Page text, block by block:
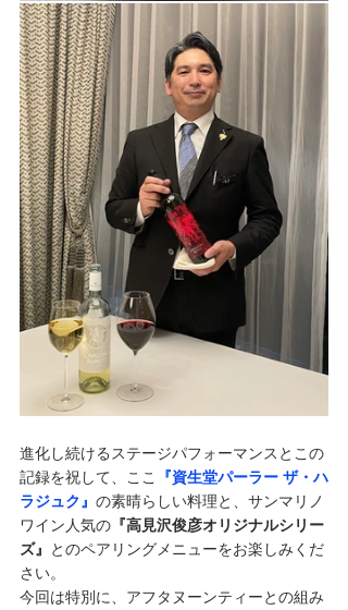
進化し続けるステージパフォーマンスとこの
記録を祝して、ここ
『資生堂パーラー ザ・ハ
ラジュク』 の素晴らしい料理と、サンマリノ
ワイン人気の 『高見沢俊彦オリジナルシリー
ズ』
とのペアリングメニューをお楽しみくだ
さい。
今回は特別に、アフタヌーンティーとの組み